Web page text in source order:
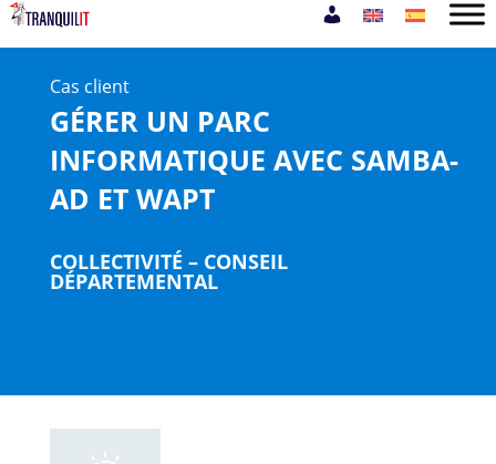
Cas client
GÉRER UN PARC
INFORMATIQUE AVEC SAMBA-
AD ET WAPT
COLLECTIVITÉ – CONSEIL
DÉPARTEMENTAL